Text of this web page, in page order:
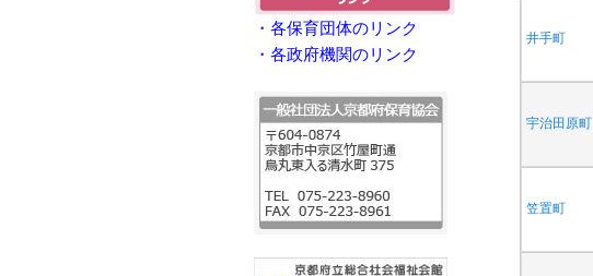
・各保育団体のリンク
・各政府機関のリンク
井手町
宇治田原町
笠置町